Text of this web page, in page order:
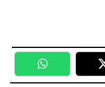
WhatsApp